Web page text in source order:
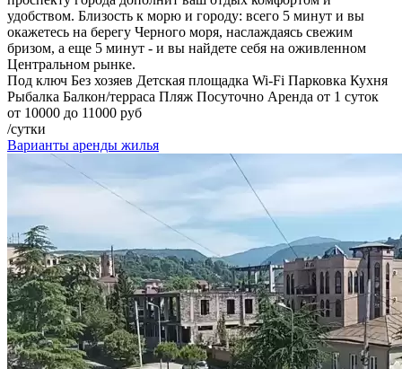
удобством. Близость к морю и городу: всего 5 минут и вы
окажетесь на берегу Черного моря, наслаждаясь свежим
бризом, а еще 5 минут - и вы найдете себя на оживленном
Центральном рынке.
Под ключ Без хозяев Детская площадка Wi-Fi Парковка Кухня
Рыбалка Балкон/терраса Пляж Посуточно Аренда от 1 суток
от 10000 до 11000 руб
/сутки
Варианты аренды жилья